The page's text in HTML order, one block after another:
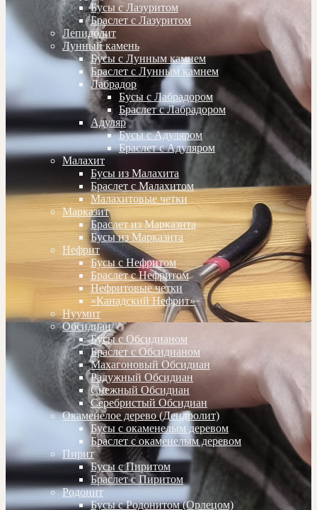
Бусы с Лазуритом
Браслет с Лазуритом
Лепидолит
Лунный камень
Бусы с Лунным камнем
Браслет с Лунным камнем
Лабрадор
Бусы с Лабрадором
Браслет с Лабрадором
Адуляр
Бусы с Адуляром
Браслет с Адуляром
Малахит
Бусы из Малахита
Браслет с Малахитом
Малахитовые четки
Марказит
Браслет из Марказита
Бусы из Марказита
Нефрит
Бусы с Нефритом
Браслет с Нефритом
Нефритовые четки
«Канадский Нефрит»
Нуумит
Обсидиан
Бусы с Обсидианом
Браслет с Обсидианом
Махагоновый Обсидиан
Радужный Обсидиан
Снежный Обсидиан
Серебристый Обсидиан
Окаменелое дерево (Дендролит)
Бусы с окаменелым деревом
Браслет с окаменелым деревом
Пирит
Бусы с Пиритом
Браслет с Пиритом
Родонит
Бусы с Родонитом (Орлецом)